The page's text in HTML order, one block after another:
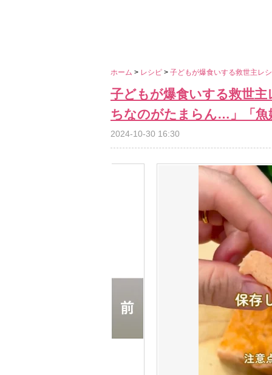
ホーム > レシピ > 子どもが爆食いする救世主レ
子どもが爆食いする救世
ちなのがたまらん…」「魚
2024-10-30 16:30